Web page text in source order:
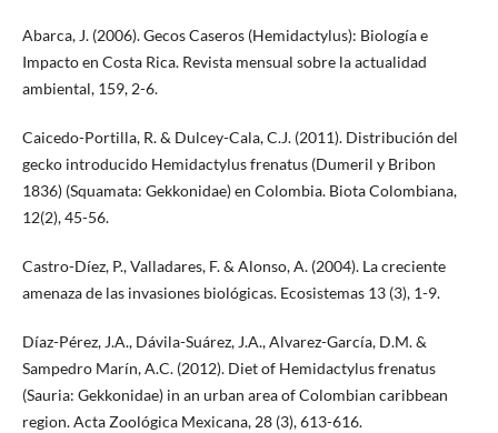
Abarca, J. (2006). Gecos Caseros (Hemidactylus): Biología e
Impacto en Costa Rica. Revista mensual sobre la actualidad
ambiental, 159, 2-6.
Caicedo-Portilla, R. & Dulcey-Cala, C.J. (2011). Distribución del
gecko introducido Hemidactylus frenatus (Dumeril y Bribon
1836) (Squamata: Gekkonidae) en Colombia. Biota Colombiana,
12(2), 45-56.
Castro-Díez, P., Valladares, F. & Alonso, A. (2004). La creciente
amenaza de las invasiones biológicas. Ecosistemas 13 (3), 1-9.
Díaz-Pérez, J.A., Dávila-Suárez, J.A., Alvarez-García, D.M. &
Sampedro Marín, A.C. (2012). Diet of Hemidactylus frenatus
(Sauria: Gekkonidae) in an urban area of Colombian caribbean
region. Acta Zoológica Mexicana, 28 (3), 613-616.